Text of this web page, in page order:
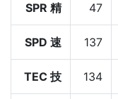
SPR 精 47
SPD 速 137
TEC 技 134